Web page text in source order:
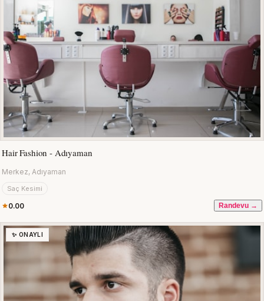
Hair Fashion - Adıyaman
Merkez, Adıyaman
Saç Kesimi
0.00 Randevu →
✨ ONAYLI